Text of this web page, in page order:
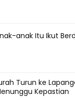
anak Itu Ikut
Turun ke
Kepastian